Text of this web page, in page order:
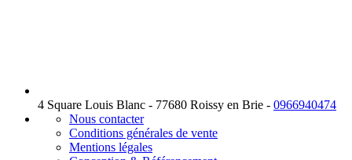
4 Square Louis Blanc - 77680 Roissy en Brie - 0966940474
Nous contacter
Conditions générales de vente
Mentions légales